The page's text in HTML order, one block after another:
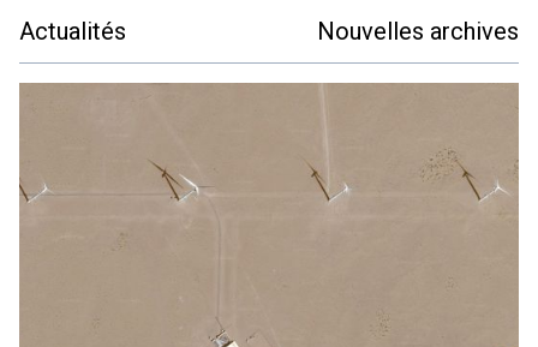
Actualités Nouvelles archives